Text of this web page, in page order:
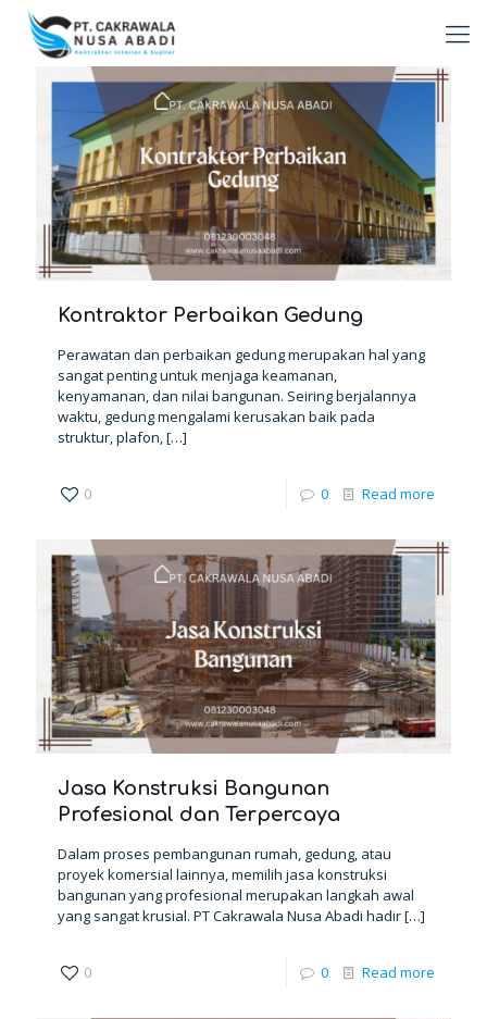
Kontraktor Perbaikan Gedung
Perawatan dan perbaikan gedung merupakan hal yang
sangat penting untuk menjaga keamanan,
kenyamanan, dan nilai bangunan. Seiring berjalannya
waktu, gedung mengalami kerusakan baik pada
struktur, plafon,[…]
0 0 Read more
Jasa Konstruksi Bangunan
Profesional dan Terpercaya
Dalam proses pembangunan rumah, gedung, atau
proyek komersial lainnya, memilih jasa konstruksi
bangunan yang profesional merupakan langkah awal
yang sangat krusial. PT Cakrawala Nusa Abadi hadir[…]
0 0 Read more